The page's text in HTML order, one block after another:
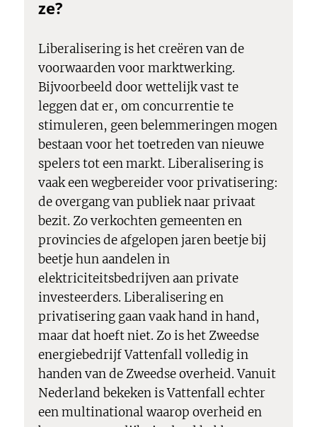
ze?
Liberalisering is het creëren van de
voorwaarden voor marktwerking.
Bijvoorbeeld door wettelijk vast te
leggen dat er, om concurrentie te
stimuleren, geen belemmeringen mogen
bestaan voor het toetreden van nieuwe
spelers tot een markt. Liberalisering is
vaak een wegbereider voor privatisering:
de overgang van publiek naar privaat
bezit. Zo verkochten gemeenten en
provincies de afgelopen jaren beetje bij
beetje hun aandelen in
elektriciteitsbedrijven aan private
investeerders. Liberalisering en
privatisering gaan vaak hand in hand,
maar dat hoeft niet. Zo is het Zweedse
energiebedrijf Vattenfall volledig in
handen van de Zweedse overheid. Vanuit
Nederland bekeken is Vattenfall echter
een multinational waarop overheid en